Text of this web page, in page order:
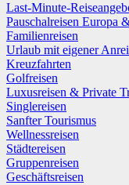
Last-Minute-
Pauschalreisen Europa
Familienreisen
Urlaub mit eigener
Kreuzfahrten
Golfreisen
Luxusreisen & Private
Singlereisen
Sanfter Tourismus
Wellnessreisen
Städtereisen
Gruppenreisen
Geschäftsreisen